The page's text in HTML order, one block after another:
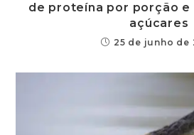
de proteína por porção e
açúcares
25 de junho de